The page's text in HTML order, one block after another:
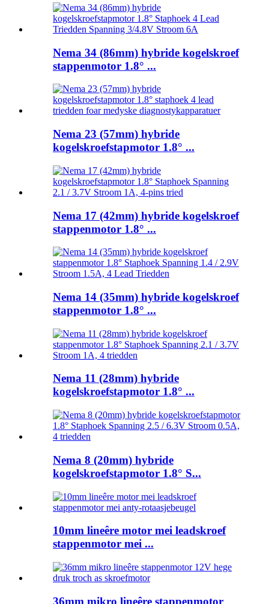
Nema 34 (86mm) hybride kogelskroef
stappenmotor 1.8° ...
Nema 23 (57mm) hybride
kogelskroefstapmotor 1.8° ...
Nema 17 (42mm) hybride kogelskroef
stappenmotor 1.8° ...
Nema 14 (35mm) hybride kogelskroef
stappenmotor 1.8° ...
Nema 11 (28mm) hybride
kogelskroefstapmotor 1.8° ...
Nema 8 (20mm) hybride
kogelskroefstapmotor 1.8° S...
10mm lineêre motor mei leadskroef
stappenmotor mei ...
36mm mikro lineêre stappenmotor